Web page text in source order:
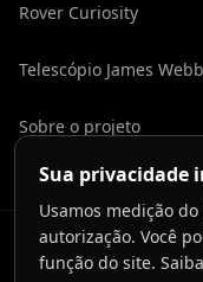
Rover Curiosity
Telescópio James Webb
Sobre o projeto
2026
Sua privacidade
Usamos medição
autorização. Você
função do site.